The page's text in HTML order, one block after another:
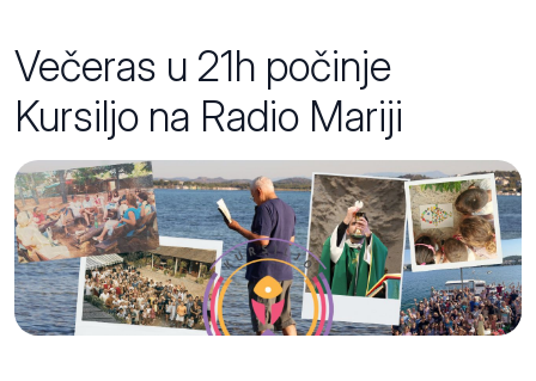
Večeras u 21h počinje
Kursiljo na Radio Mariji